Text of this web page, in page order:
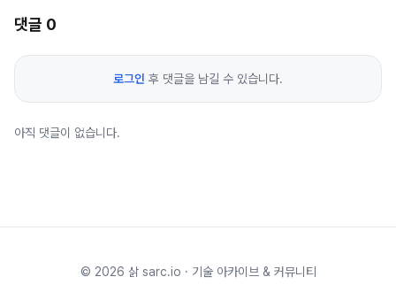
댓글 0
로그인 후 댓글을 남길 수 있습니다.
아직 댓글이 없습니다.
© 2026 삵 sarc.io · 기술 아카이브 & 커뮤니티